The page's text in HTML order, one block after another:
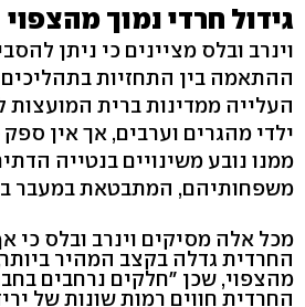
גידול חרדי נמוך מהצפוי
וינרב ובלס מציינים כי ניתן
ההתאמה בין התחזיות בתהליכים
העלייה ממדינות ברית
ילדי מהגרים וערבים, אך אין
ממנו נובע משינויים בנטייה
משפחותיהם, המתבטאת במעבר
מכל אלה מסיקים וינרב ובלס כי
החרדית גדלה בקצב המהיר
מהצפוי, שכן "חלקים נרחבים
החרדית חווים רמות שונות של